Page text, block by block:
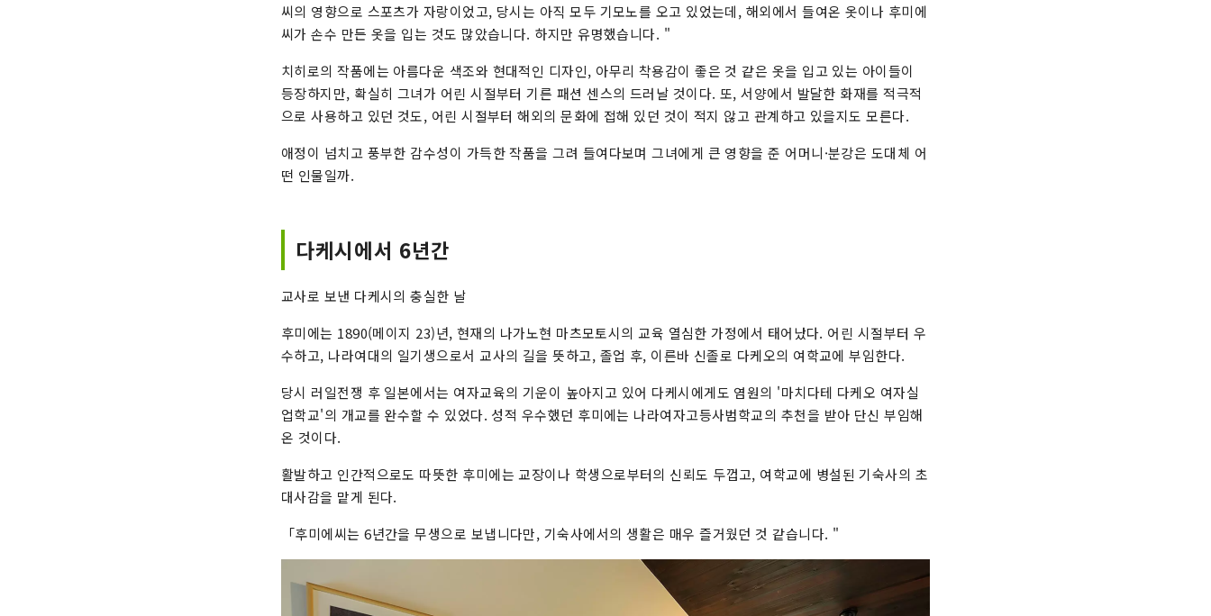
씨의 영향으로 스포츠가 자랑이었고, 당시는 아직 모두 기모노를 오고 있었는데, 해외에서 들여온 옷이나 후미에
씨가 손수 만든 옷을 입는 것도 많았습니다. 하지만 유명했습니다. "
치히로의 작품에는 아름다운 색조와 현대적인 디자인, 아무리 착용감이 좋은 것 같은 옷을 입고 있는 아이들이
등장하지만, 확실히 그녀가 어린 시절부터 기른 패션 센스의 드러날 것이다. 또, 서양에서 발달한 화재를 적극적
으로 사용하고 있던 것도, 어린 시절부터 해외의 문화에 접해 있던 것이 적지 않고 관계하고 있을지도 모른다.
애정이 넘치고 풍부한 감수성이 가득한 작품을 그려 들여다보며 그녀에게 큰 영향을 준 어머니·분강은 도대체 어
떤 인물일까.
다케시에서 6년간
교사로 보낸 다케시의 충실한 날
후미에는 1890(메이지 23)년, 현재의 나가노현 마츠모토시의 교육 열심한 가정에서 태어났다. 어린 시절부터 우
수하고, 나라여대의 일기생으로서 교사의 길을 뜻하고, 졸업 후, 이른바 신졸로 다케오의 여학교에 부임한다.
당시 러일전쟁 후 일본에서는 여자교육의 기운이 높아지고 있어 다케시에게도 염원의 '마치다테 다케오 여자실
업학교'의 개교를 완수할 수 있었다. 성적 우수했던 후미에는 나라여자고등사범학교의 추천을 받아 단신 부임해
온 것이다.
활발하고 인간적으로도 따뜻한 후미에는 교장이나 학생으로부터의 신뢰도 두껍고, 여학교에 병설된 기숙사의 초
대사감을 맡게 된다.
「후미에씨는 6년간을 무생으로 보냅니다만, 기숙사에서의 생활은 매우 즐거웠던 것 같습니다. "